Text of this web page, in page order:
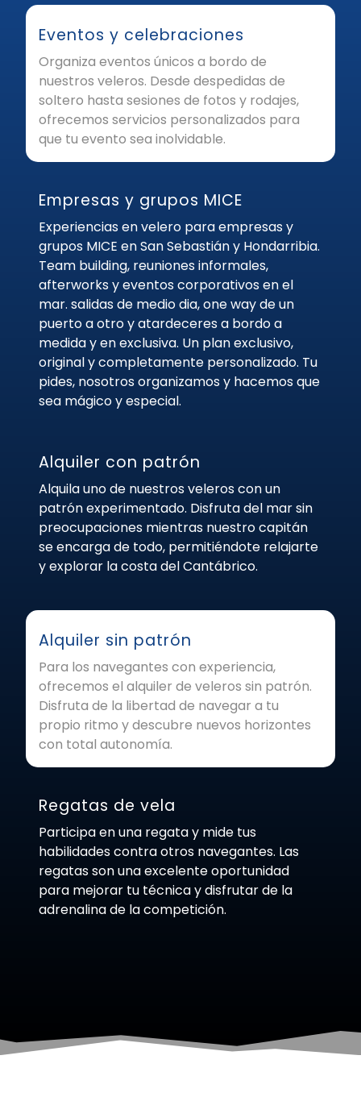
Eventos y celebraciones
Organiza eventos únicos a bordo de
nuestros veleros. Desde despedidas de
soltero hasta sesiones de fotos y rodajes,
ofrecemos servicios personalizados para
que tu evento sea inolvidable.
Empresas y grupos MICE
Experiencias en velero para empresas y
grupos MICE en San Sebastián y Hondarribia.
Team building, reuniones informales,
afterworks y eventos corporativos en el
mar. salidas de medio dia, one way de un
puerto a otro y atardeceres a bordo a
medida y en exclusiva. Un plan exclusivo,
original y completamente personalizado. Tu
pides, nosotros organizamos y hacemos que
sea mágico y especial.
Alquiler con patrón
Alquila uno de nuestros veleros con un
patrón experimentado. Disfruta del mar sin
preocupaciones mientras nuestro capitán
se encarga de todo, permitiéndote relajarte
y explorar la costa del Cantábrico.
Alquiler sin patrón
Para los navegantes con experiencia,
ofrecemos el alquiler de veleros sin patrón.
Disfruta de la libertad de navegar a tu
propio ritmo y descubre nuevos horizontes
con total autonomía.
Regatas de vela
Participa en una regata y mide tus
habilidades contra otros navegantes. Las
regatas son una excelente oportunidad
para mejorar tu técnica y disfrutar de la
adrenalina de la competición.